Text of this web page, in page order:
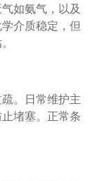
如氨气，以及
介质稳定，但
。日常维护主
堵塞。正常条